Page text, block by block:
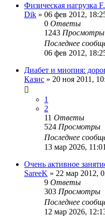
Физическая нагрузка
Dik » 06 фев 2012,
0 Ответы
1243 Просмотры
Последнее
06 фев 2012,
Диабет и миопия:
Казис » 20 ноя 2011,
1
2
11 Ответы
524 Просмотры
Последнее
13 мар 2026, 11:01
Очень активное
SareeK » 22 мар 2012,
9 Ответы
303 Просмотры
Последнее
12 мар 2026,